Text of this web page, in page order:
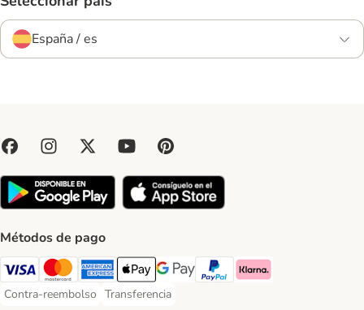
España / es
Métodos de pago
Visa Payment Method
Mastercard Payment Method
American Express Payment Method
Apple Pay Payment Method
Google Pay Payment Method
PayPal Payment Method
Klarna Payment Method
Contra-reembolso
Contra-reembolso Payment Method
Transferencia
Transferencia Payment Method